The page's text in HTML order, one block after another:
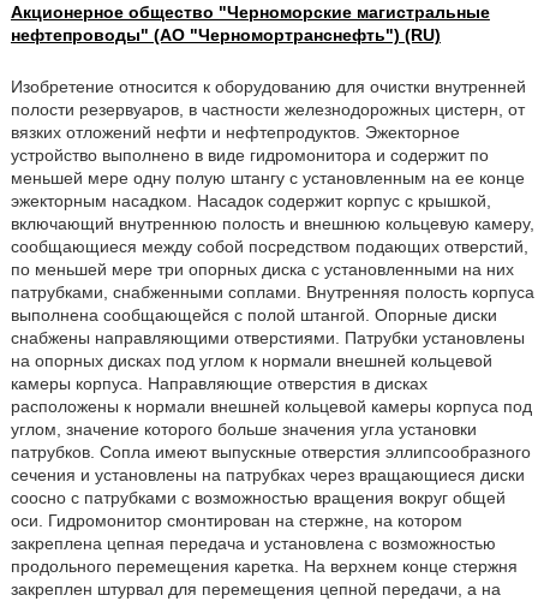
Акционерное общество "Черноморские магистральные
нефтепроводы" (АО "Черномортранснефть") (RU)
Изобретение относится к оборудованию для очистки внутренней
полости резервуаров, в частности железнодорожных цистерн, от
вязких отложений нефти и нефтепродуктов. Эжекторное
устройство выполнено в виде гидромонитора и содержит по
меньшей мере одну полую штангу с установленным на ее конце
эжекторным насадком. Насадок содержит корпус с крышкой,
включающий внутреннюю полость и внешнюю кольцевую камеру,
сообщающиеся между собой посредством подающих отверстий,
по меньшей мере три опорных диска с установленными на них
патрубками, снабженными соплами. Внутренняя полость корпуса
выполнена сообщающейся с полой штангой. Опорные диски
снабжены направляющими отверстиями. Патрубки установлены
на опорных дисках под углом к нормали внешней кольцевой
камеры корпуса. Направляющие отверстия в дисках
расположены к нормали внешней кольцевой камеры корпуса под
углом, значение которого больше значения угла установки
патрубков. Сопла имеют выпускные отверстия эллипсообразного
сечения и установлены на патрубках через вращающиеся диски
соосно с патрубками с возможностью вращения вокруг общей
оси. Гидромонитор смонтирован на стержне, на котором
закреплена цепная передача и установлена с возможностью
продольного перемещения каретка. На верхнем конце стержня
закреплен штурвал для перемещения цепной передачи, а на